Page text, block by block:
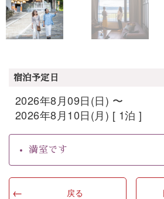
宿泊予定日
2026年8月09日(日) 〜
2026年8月10日(月) [ 1泊 ]
満室です
戻る